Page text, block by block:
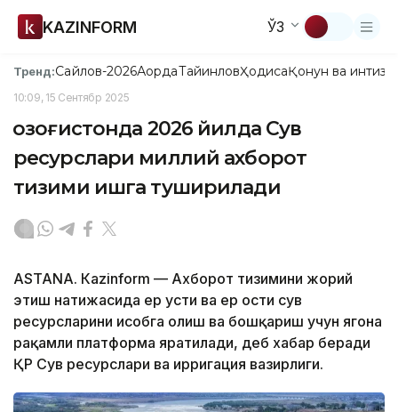
KAZINFORM ЎЗ
Тренд:Сайлов-2026АқордаТайинловҲодисаҚонун ва
10:09, 15 Сентябр 2025
Қозоғистонда 2026 йилда Сув
ресурслари миллий ахборот
тизими ишга туширилади
ASTANА. Кazinform — Ахборот тизимини жорий
этиш натижасида ер усти ва ер ости сув
ресурсларини ҳисобга олиш ва бошқариш учун ягона
рақамли платформа яратилади, деб хабар беради
ҚР Сув ресурслари ва ирригация вазирлиги.